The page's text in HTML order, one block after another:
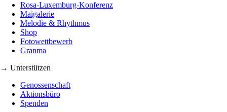
Rosa-Luxemburg-Konferenz
Maigalerie
Melodie & Rhythmus
Shop
Fotowettbewerb
Granma
→ Unterstützen
Genossenschaft
Aktionsbüro
Spenden